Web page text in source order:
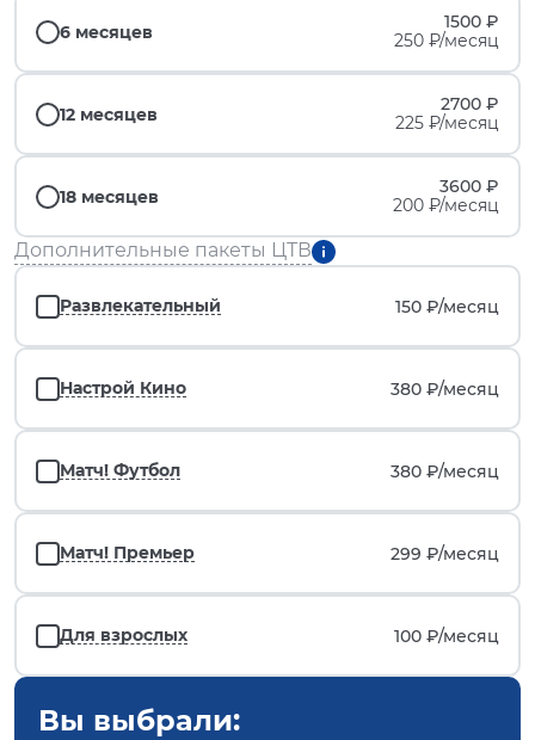
6 месяцев
1500 ₽
250 ₽/месяц
12 месяцев
2700 ₽
225 ₽/месяц
18 месяцев
3600 ₽
200 ₽/месяц
Дополнительные пакеты ЦТВ
Развлекательный 150 ₽/месяц
Настрой Кино 380 ₽/месяц
Матч! Футбол 380 ₽/месяц
Матч! Премьер 299 ₽/месяц
Для взрослых 100 ₽/месяц
Вы выбрали: